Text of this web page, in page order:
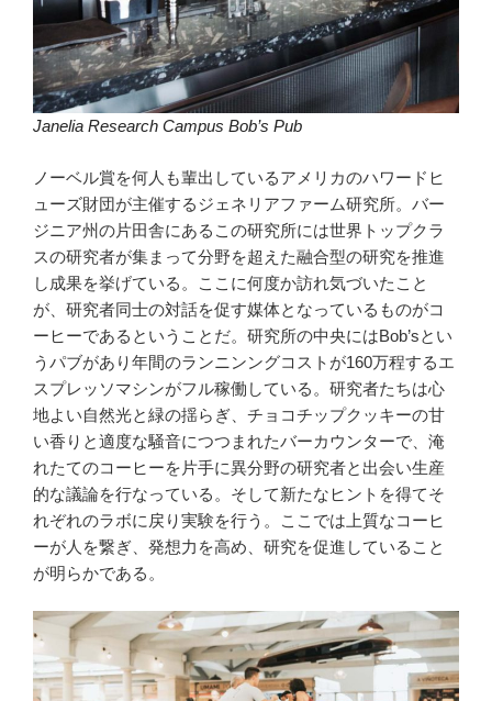
Janelia Research Campus Bob’s Pub
ノーベル賞を何人も輩出しているアメリカのハワードヒ
ューズ財団が主催するジェネリアファーム研究所。バー
ジニア州の片田舎にあるこの研究所には世界トップクラ
スの研究者が集まって分野を超えた融合型の研究を推進
し成果を挙げている。ここに何度か訪れ気づいたこと
が、研究者同士の対話を促す媒体となっているものがコ
ーヒーであるということだ。研究所の中央にはBob’sとい
うパブがあり年間のランニンングコストが160万程するエ
スプレッソマシンがフル稼働している。研究者たちは心
地よい自然光と緑の揺らぎ、チョコチップクッキーの甘
い香りと適度な騒音につつまれたバーカウンターで、淹
れたてのコーヒーを片手に異分野の研究者と出会い生産
的な議論を行なっている。そして新たなヒントを得てそ
れぞれのラボに戻り実験を行う。ここでは上質なコーヒ
ーが人を繋ぎ、発想力を高め、研究を促進していること
が明らかである。